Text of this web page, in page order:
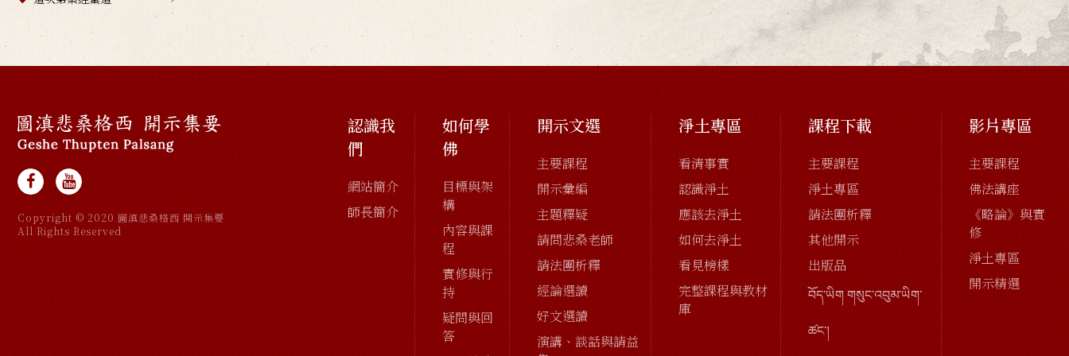
Copyright © 2020 圖滇悲桑格西 開示集要
All Rights Reserved
認識我
們
網站簡介
師長簡介
如何學
佛
目標與架
構
內容與課
程
實修與行
持
疑問與回
答
開示文選
主要課程
開示彙編
主題釋疑
請問悲桑老師
請法團析釋
經論選讀
好文選讀
演講、談話與請益
淨土專區
看清事實
認識淨土
應該去淨土
如何去淨土
看見榜樣
完整課程與教材
庫
課程下載
主要課程
淨土專區
請法團析釋
其他開示
出版品
བོད་ཡིག གསུང་འབུམ་ཡིག་
ཚང་།
影片專區
主要課程
佛法講座
《略論》與實
修
淨土專區
開示精選